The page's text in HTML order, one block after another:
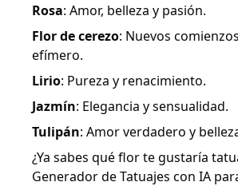
Rosa: Amor, belleza y pasión.
Flor de cerezo: Nuevos
efímero.
Lirio: Pureza y renacimiento.
Jazmín: Elegancia y sensualidad.
Tulipán: Amor verdadero y
¿Ya sabes qué flor te gustaría
Generador de Tatuajes con IA